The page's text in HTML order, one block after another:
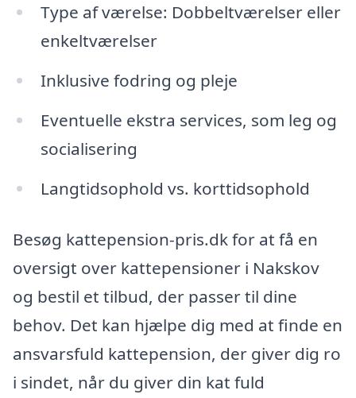
Type af værelse: Dobbeltværelser eller
enkeltværelser
Inklusive fodring og pleje
Eventuelle ekstra services, som leg og
socialisering
Langtidsophold vs. korttidsophold
Besøg kattepension-pris.dk for at få en
oversigt over kattepensioner i Nakskov
og bestil et tilbud, der passer til dine
behov. Det kan hjælpe dig med at finde en
ansvarsfuld kattepension, der giver dig ro
i sindet, når du giver din kat fuld